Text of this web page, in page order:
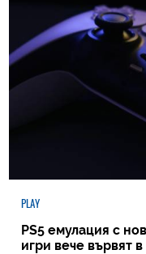
PLAY
PS5 емулация с
игри вече вървят